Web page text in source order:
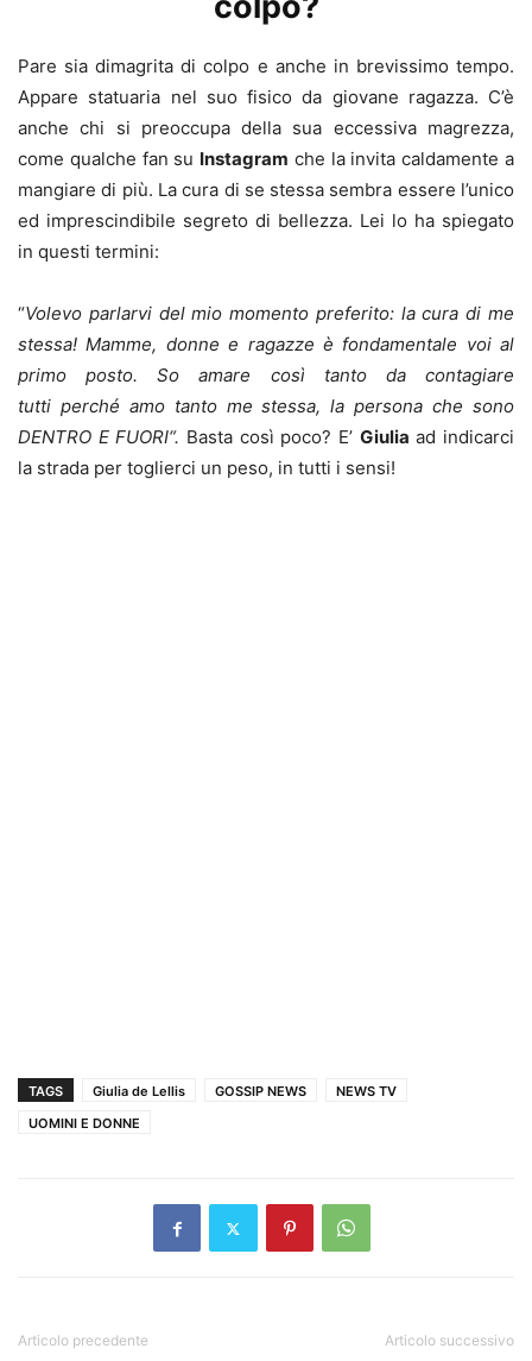
Pare sia dimagrita di colpo e anche in brevissimo tempo.
Appare statuaria nel suo fisico da giovane ragazza. C’è
anche chi si preoccupa della sua eccessiva magrezza,
come qualche fan su Instagram che la invita caldamente a
mangiare di più. La cura di se stessa sembra essere l’unico
ed imprescindibile segreto di bellezza. Lei lo ha spiegato
in questi termini:
“Volevo parlarvi del mio momento preferito: la cura di me
stessa! Mamme, donne e ragazze è fondamentale voi al
primo posto. So amare così tanto da contagiare
tutti perché amo tanto me stessa, la persona che sono
DENTRO E FUORI“. Basta così poco? E’ Giulia ad indicarci
la strada per toglierci un peso, in tutti i sensi!
TAGS Giulia de Lellis GOSSIP NEWS
NEWS TV
UOMINI E DONNE
Articolo precedente Articolo successivo